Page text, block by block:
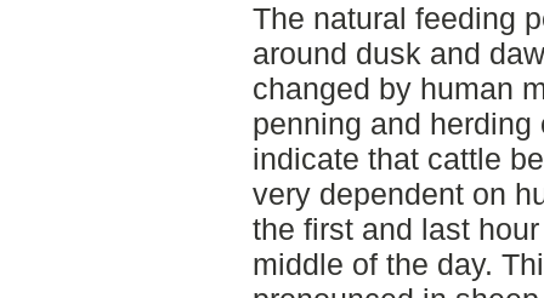
The natural feeding
around dusk and
changed by human
penning and
indicate that cattle
very dependent on
the first and last
middle of the day.